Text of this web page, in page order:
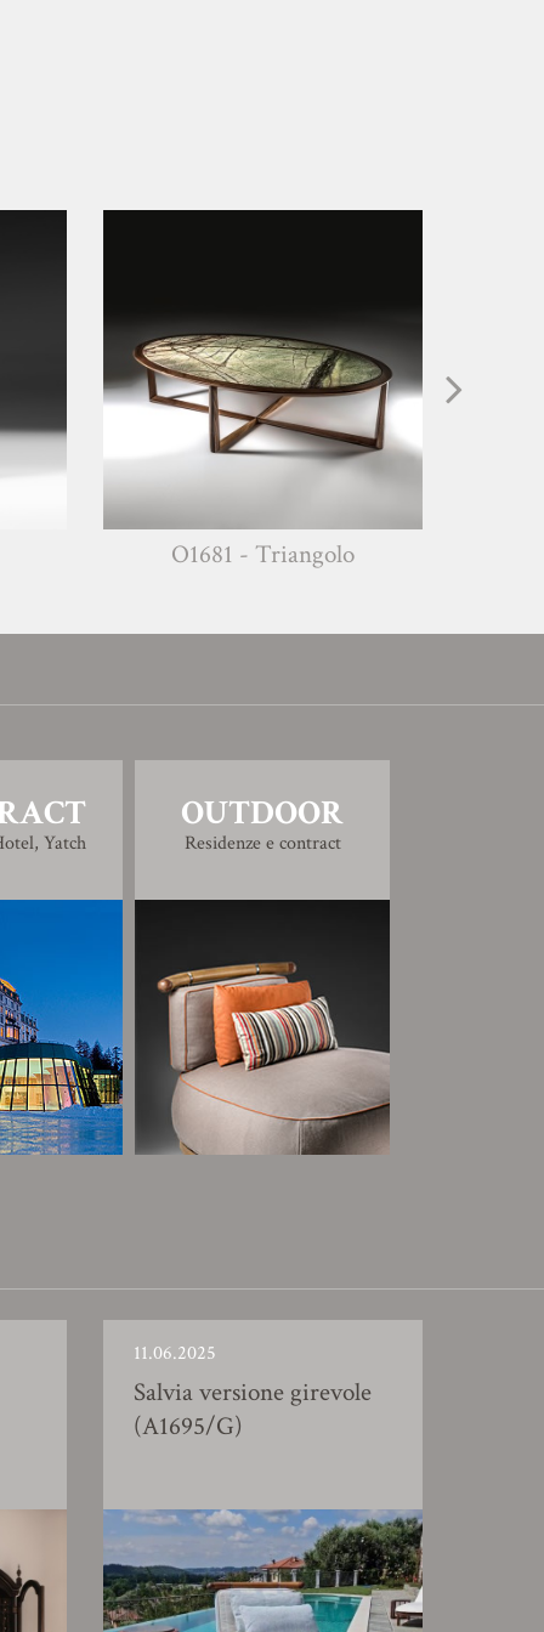
O1681 - Triangolo
Yatch
OUTDOOR
Residenze e contract
11.06.2025
Salvia versione girevole
(A1695/G)